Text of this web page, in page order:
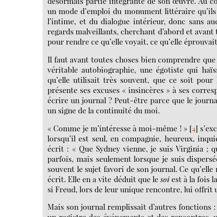
un mode d’emploi du monument littéraire
l’intime, et du dialogue intérieur, donc sans
regards malveillants, cherchant d’abord et
pour rendre ce qu’elle voyait, ce qu’elle
Il faut avant toutes choses bien comprendre
véritable autobiographie, une égotiste qui
qu’elle utilisait très souvent, que ce soit
présente ses excuses « insincères » à ses
écrire un journal ? Peut-être parce que le
un signe de la continuité du moi.
« Comme je m’intéresse à moi-même ! » [4]
lorsqu’il est seul, en compagnie, heureux,
écrit : « Que Sydney vienne, je suis Virginia ;
parfois, mais seulement lorsque je suis
souvent le sujet favori de son journal. Ce
écrit. Elle en a vite déduit que lesoiest à la fois
si Freud, lors de leur unique rencontre, lui offrit
Mais son journal remplissait d’autres fonctions